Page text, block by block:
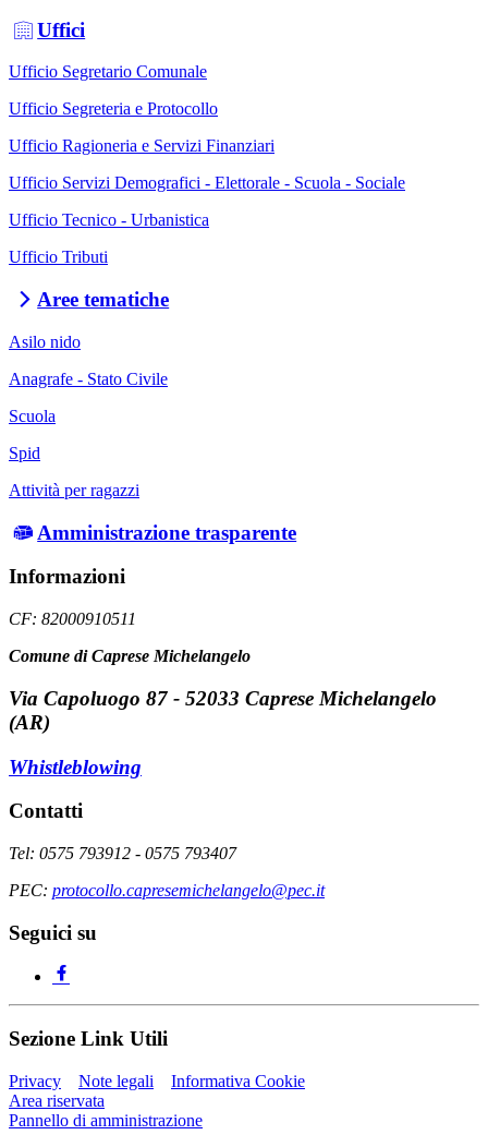
Uffici
Ufficio Segretario Comunale
Ufficio Segreteria e Protocollo
Ufficio Ragioneria e Servizi Finanziari
Ufficio Servizi Demografici - Elettorale - Scuola - Sociale
Ufficio Tecnico - Urbanistica
Ufficio Tributi
Aree tematiche
Asilo nido
Anagrafe - Stato Civile
Scuola
Spid
Attività per ragazzi
Amministrazione trasparente
Informazioni
CF: 82000910511
Comune di Caprese Michelangelo
Via Capoluogo 87 - 52033 Caprese Michelangelo
(AR)
Whistleblowing
Contatti
Tel: 0575 793912 - 0575 793407
PEC: protocollo.capresemichelangelo@pec.it
Seguici su
Sezione Link Utili
Privacy Note legali
Informativa Cookie
Area riservata
Pannello di amministrazione